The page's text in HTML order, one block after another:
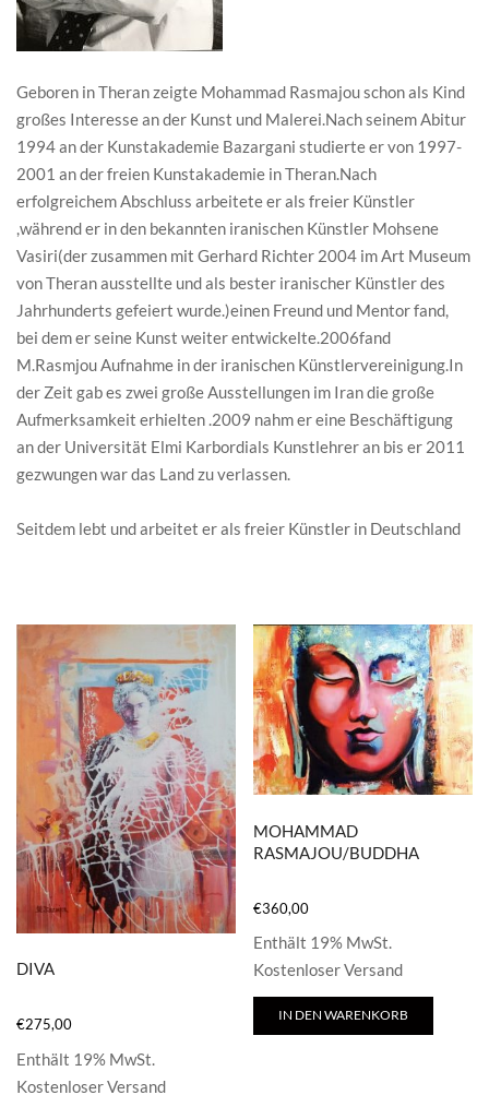
Geboren in Theran zeigte Mohammad Rasmajou schon als Kind
großes Interesse an der Kunst und Malerei.Nach seinem Abitur
1994 an der Kunstakademie Bazargani studierte er von 1997-
2001 an der freien Kunstakademie in Theran.Nach
erfolgreichem Abschluss arbeitete er als freier Künstler
,während er in den bekannten iranischen Künstler Mohsene
Vasiri(der zusammen mit Gerhard Richter 2004 im Art Museum
von Theran ausstellte und als bester iranischer Künstler des
Jahrhunderts gefeiert wurde.)einen Freund und Mentor fand,
bei dem er seine Kunst weiter entwickelte.2006fand
M.Rasmjou Aufnahme in der iranischen Künstlervereinigung.In
der Zeit gab es zwei große Ausstellungen im Iran die große
Aufmerksamkeit erhielten .2009 nahm er eine Beschäftigung
an der Universität Elmi Karbordials Kunstlehrer an bis er 2011
gezwungen war das Land zu verlassen.
Seitdem lebt und arbeitet er als freier Künstler in Deutschland
DIVA
€275,00
Enthält 19% MwSt.
Kostenloser Versand
MOHAMMAD
RASMAJOU/BUDDHA
€360,00
Enthält 19% MwSt.
Kostenloser Versand
IN DEN WARENKORB